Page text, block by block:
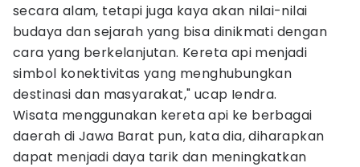
secara alam, tetapi juga kaya akan nilai-nilai
budaya dan sejarah yang bisa dinikmati dengan
cara yang berkelanjutan. Kereta api menjadi
simbol konektivitas yang menghubungkan
destinasi dan masyarakat," ucap Iendra.
Wisata menggunakan kereta api ke berbagai
daerah di Jawa Barat pun, kata dia, diharapkan
dapat menjadi daya tarik dan meningkatkan